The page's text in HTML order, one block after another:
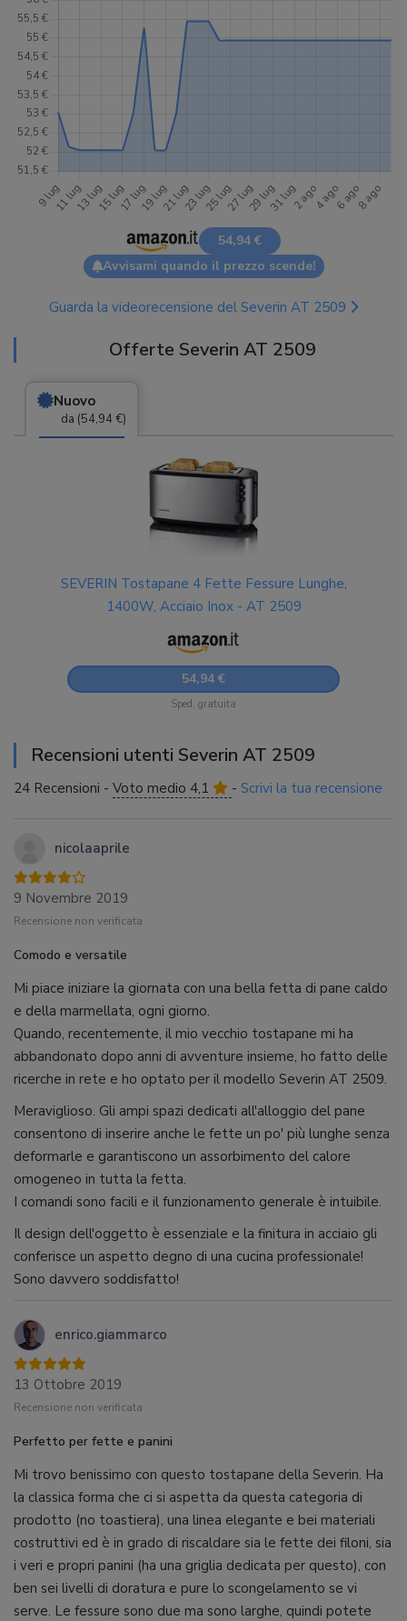
54,94 €
Avvisami quando il prezzo scende!
Guarda la videorecensione del Severin AT 2509
Offerte Severin AT 2509
Nuovo
da (54,94 €)
SEVERIN Tostapane 4 Fette Fessure Lunghe,
1400W, Acciaio Inox - AT 2509
54,94 €
Sped. gratuita
Recensioni utenti Severin AT 2509
24 Recensioni - Voto medio 4,1 - Scrivi la tua recensione
nicolaaprile
9 Novembre 2019
Recensione non verificata
Comodo e versatile
Mi piace iniziare la giornata con una bella fetta di pane caldo
e della marmellata, ogni giorno.
Quando, recentemente, il mio vecchio tostapane mi ha
abbandonato dopo anni di avventure insieme, ho fatto delle
ricerche in rete e ho optato per il modello Severin AT 2509.
Meraviglioso. Gli ampi spazi dedicati all'alloggio del pane
consentono di inserire anche le fette un po' più lunghe senza
deformarle e garantiscono un assorbimento del calore
omogeneo in tutta la fetta.
I comandi sono facili e il funzionamento generale è intuibile.
Il design dell'oggetto è essenziale e la finitura in acciaio gli
conferisce un aspetto degno di una cucina professionale!
Sono davvero soddisfatto!
enrico.giammarco
13 Ottobre 2019
Recensione non verificata
Perfetto per fette e panini
Mi trovo benissimo con questo tostapane della Severin. Ha
la classica forma che ci si aspetta da questa categoria di
prodotto (no toastiera), una linea elegante e bei materiali
costruttivi ed è in grado di riscaldare sia le fette dei filoni, sia
i veri e propri panini (ha una griglia dedicata per questo), con
ben sei livelli di doratura e pure lo scongelamento se vi
serve. Le fessure sono due ma sono larghe, quindi potete